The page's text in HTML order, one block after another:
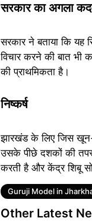
सरकार का अगला
सरकार ने बताया कि यह
विचार करने की बात भी
की प्राथमिकता है।
निष्कर्ष
झारखंड के लिए जिस
उसके पीछे दशकों की
करती है और केंद्र शिबू
Tags
Guruji Model in
Other Latest